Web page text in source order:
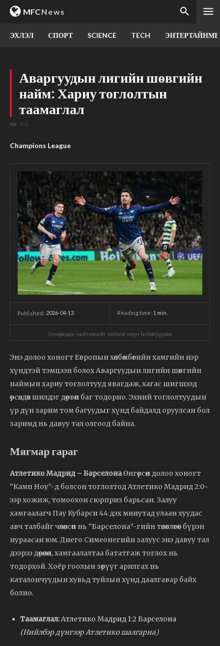
MFCNews
ЭХЛЭЛ СПОРТ SCIENCE TECH
Аваргуудын лигийн шөвгийн
найм: Хариу тоглолтын
таамаглал
394
Champions League
Published: 2026-04-13 Reading time: 1 min.
Энэхүү мэдээ, нийтлэлийг хиймэл оюун боловсруулав.
Энэ долоо хоногт Европын хөлбөмбөгийн хамгийн нэр
хүндтэй тэмцээн болох Аваргуудын лигийн шөвгийн
наймын хариу тоглолтууд явагдаж, хагас шигшээд
өрсөлдөх шилдэг дөрвөн баг тодорно. Эхний тоглолтуудын
үр дүн зарим том багуудыг хүнд байдалд оруулсан бол
заримд нь давуу тал олгоод байна.
Мягмар гараг
Атлетико Мадрид – БарселонаӨнгөрсөн долоо хоногт
“Камп Ноу”-д болсон тоглолтод Атлетико Мадрид 2:0-
ээр хожиж, томоохон сюрприз барьсан. Залуу
хамгаалагч Пау Кубарси 44 дэх минутад улаан хуудас
авч талбайг чөлөөлсөн нь “Барселона”-гийн төлөвлөгөөг бүрэн
нураасан юм. Диего Симеонегийн залуус энэ давуу тал
дээрээ дөрөөлөн, хамгаалалтаа бататгаж тоглох нь
тодорхой. Хоёр гоолын зөрүүг арилгах нь
каталончуудын хувьд туйлын хүнд даалгавар байх
болно.
Таамаглал:Атлетико Мадрид 1:2 Барселона
(Нийлбэр дүнгээр Атлетико шалгарна)